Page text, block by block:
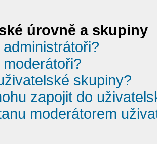
úrovně a skupiny
skupiny?
zapojit do
moderátorem